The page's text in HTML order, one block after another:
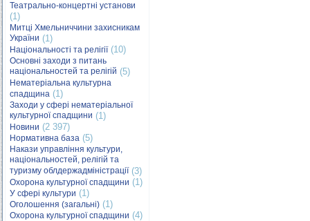
Театрально-концертні установи
(1)
Митці Хмельниччини захисникам
України (1)
Національності та релігії(10)
Основні заходи з питань
національностей та релігій (5)
Нематеріальна культурна
спадщина (1)
Заходи у сфері нематеріальної
культурної спадщини (1)
Новини (2 397)
Нормативна база (5)
Накази управління культури,
національностей, релігій та
туризму облдержадміністрації(3)
Охорона культурної спадщини (1)
У сфері культури (1)
Оголошення (загальні) (1)
Охорона культурної спадщини (4)